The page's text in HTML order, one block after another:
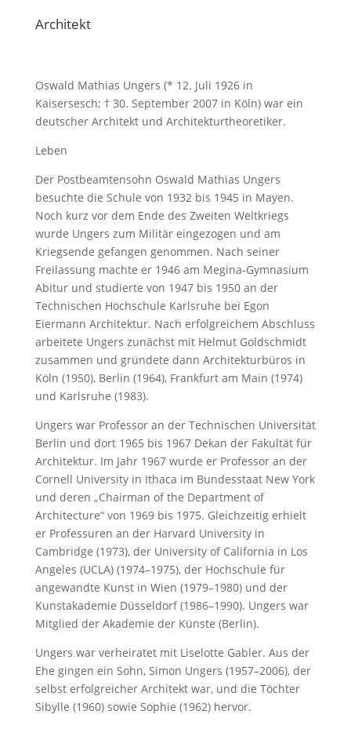
Architekt
Oswald Mathias Ungers (* 12. Juli 1926 in
Kaisersesch; † 30. September 2007 in Köln) war ein
deutscher Architekt und Architekturtheoretiker.
Leben
Der Postbeamtensohn Oswald Mathias Ungers
besuchte die Schule von 1932 bis 1945 in Mayen.
Noch kurz vor dem Ende des Zweiten Weltkriegs
wurde Ungers zum Militär eingezogen und am
Kriegsende gefangen genommen. Nach seiner
Freilassung machte er 1946 am Megina-Gymnasium
Abitur und studierte von 1947 bis 1950 an der
Technischen Hochschule Karlsruhe bei Egon
Eiermann Architektur. Nach erfolgreichem Abschluss
arbeitete Ungers zunächst mit Helmut Goldschmidt
zusammen und gründete dann Architekturbüros in
Köln (1950), Berlin (1964), Frankfurt am Main (1974)
und Karlsruhe (1983).
Ungers war Professor an der Technischen Universität
Berlin und dort 1965 bis 1967 Dekan der Fakultät für
Architektur. Im Jahr 1967 wurde er Professor an der
Cornell University in Ithaca im Bundesstaat New York
und deren „Chairman of the Department of
Architecture“ von 1969 bis 1975. Gleichzeitig erhielt
er Professuren an der Harvard University in
Cambridge (1973), der University of California in Los
Angeles (UCLA) (1974–1975), der Hochschule für
angewandte Kunst in Wien (1979–1980) und der
Kunstakademie Düsseldorf (1986–1990). Ungers war
Mitglied der Akademie der Künste (Berlin).
Ungers war verheiratet mit Liselotte Gabler. Aus der
Ehe gingen ein Sohn, Simon Ungers (1957–2006), der
selbst erfolgreicher Architekt war, und die Töchter
Sibylle (1960) sowie Sophie (1962) hervor.